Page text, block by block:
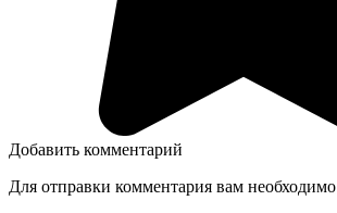
Добавить комментарий
Для отправки комментария вам необходимо